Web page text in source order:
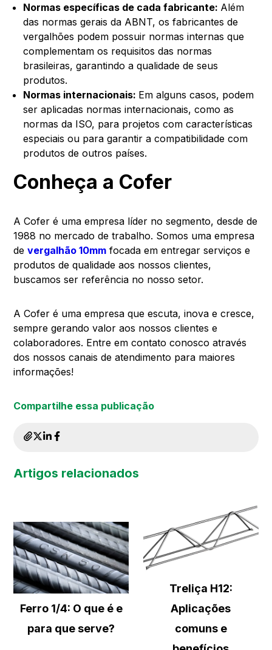
Normas específicas de cada fabricante: Além
das normas gerais da ABNT, os fabricantes de
vergalhões podem possuir normas internas que
complementam os requisitos das normas
brasileiras, garantindo a qualidade de seus
produtos.
Normas internacionais: Em alguns casos, podem
ser aplicadas normas internacionais, como as
normas da ISO, para projetos com características
especiais ou para garantir a compatibilidade com
produtos de outros países.
Conheça a Cofer
A Cofer é uma empresa líder no segmento, desde de
1988 no mercado de trabalho. Somos uma empresa
devergalhão 10mm focada em entregar serviços e
produtos de qualidade aos nossos clientes,
buscamos ser referência no nosso setor.
A Cofer é uma empresa que escuta, inova e cresce,
sempre gerando valor aos nossos clientes e
colaboradores. Entre em contato conosco através
dos nossos canais de atendimento para maiores
informações!
Compartilhe essa publicação
Artigos relacionados
Ferro 1/4: O que é e
para que serve?
Treliça H12:
Aplicações
comuns e